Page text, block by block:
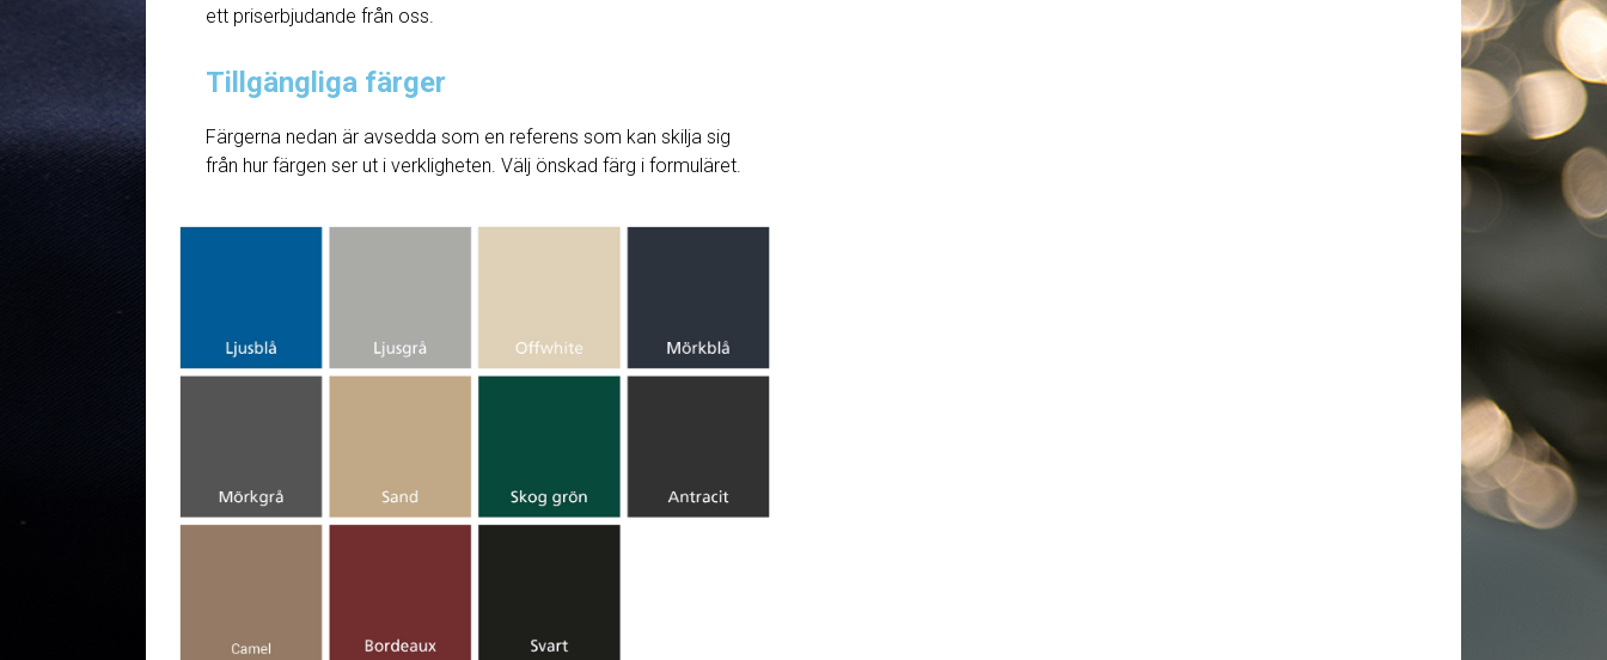
ett priserbjudande från oss.
Tillgängliga färger
Färgerna nedan är avsedda som en referens som kan skilja sig
från hur färgen ser ut i verkligheten. Välj önskad färg i formuläret.